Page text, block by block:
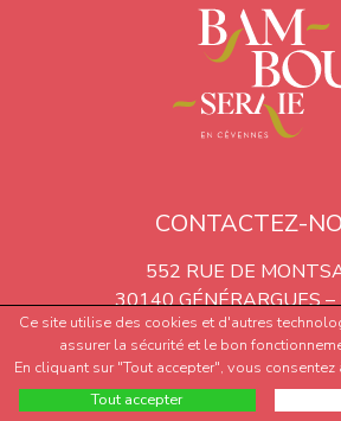
Ce site utilise des cookies et d'autres
assurer la sécurité et le bon
En cliquant sur "Tout accepter", vous
Tout accepter
CONTACTEZ-
552 RUE DE
30140 GÉNÉRARGUES –
TÉL : +33 (0)4 66 61